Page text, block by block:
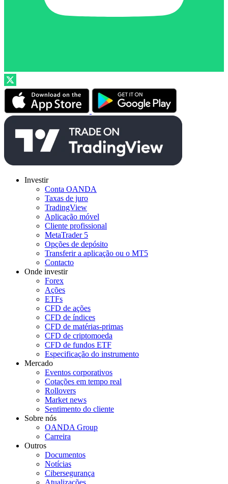
Investir
Conta OANDA
Taxas de juro
TradingView
Aplicação móvel
Cliente profissional
MetaTrader 5
Opções de depósito
Transferir a aplicação ou o MT5
Contacto
Onde investir
Forex
Ações
ETFs
CFD de ações
CFD de índices
CFD de matérias-primas
CFD de criptomoeda
CFD de fundos ETF
Especificação do instrumento
Mercado
Eventos corporativos
Cotações em tempo real
Rollovers
Market news
Sentimento do cliente
Sobre nós
OANDA Group
Carreira
Outros
Documentos
Notícias
Cibersegurança
Atualizações